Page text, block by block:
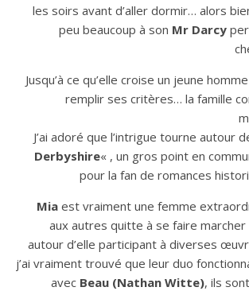
les soirs avant d’aller dormir… alors
peu beaucoup à son Mr Darcy
Jusqu’à ce qu’elle croise un jeune
remplir ses critères… la famille
J’ai adoré que l’intrigue tourne autour
Derbyshire« , un gros point en
pour la fan de romances
Mia est vraiment une femme
aux autres quitte à se faire marcher
autour d’elle participant à diverses
j’ai vraiment trouvé que leur duo
avec Beau (Nathan Witte), ils